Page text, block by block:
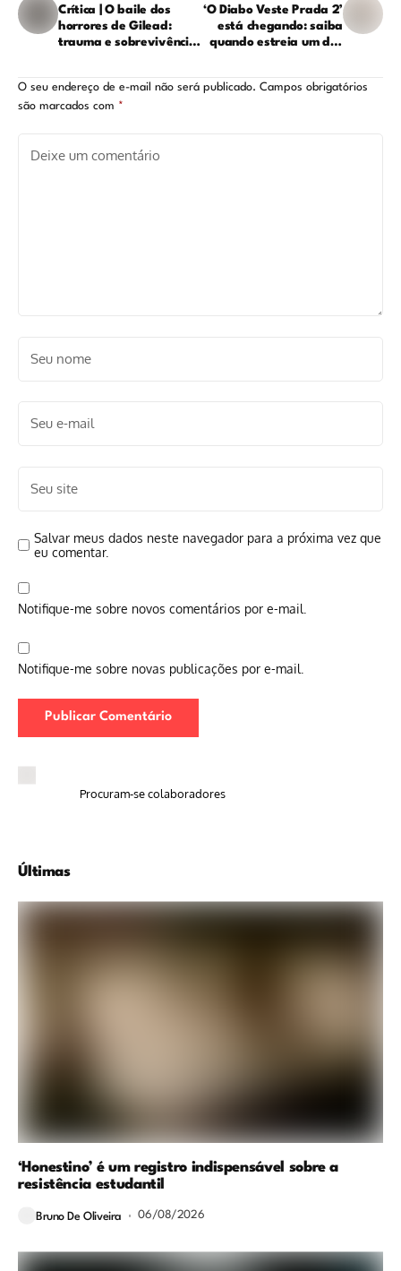
Crítica | O baile dos
horrores de Gilead:
trauma e sobrevivência
‘O Diabo Veste Prada 2’
está chegando: saiba
quando estreia um dos
O seu endereço de e-mail não será publicado. Campos obrigatórios
são marcados com *
Salvar meus dados neste navegador para a próxima vez que
eu comentar.
Notifique-me sobre novos comentários por e-mail.
Notifique-me sobre novas publicações por e-mail.
Procuram-se colaboradores
Últimas
‘Honestino’ é um registro indispensável sobre a
resistência estudantil
Bruno De Oliveira 06/08/2026